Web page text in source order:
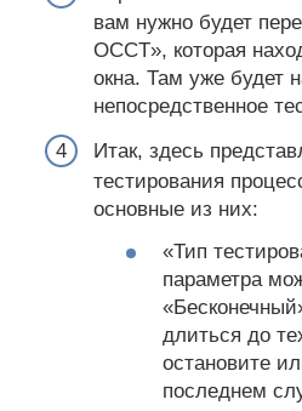
вам нужно будет
OCCT», которая
окна. Там уже будет
непосредственное
Итак, здесь
тестирования
основные из них:
«Тип
параметра
длиться до
остановите
последнем